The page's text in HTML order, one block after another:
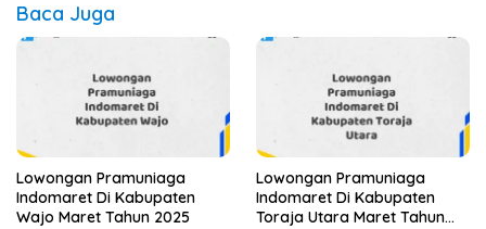
Baca Juga
Lowongan Pramuniaga
Indomaret Di Kabupaten
Wajo Maret Tahun 2025
Lowongan Pramuniaga
Indomaret Di Kabupaten
Toraja Utara Maret Tahun